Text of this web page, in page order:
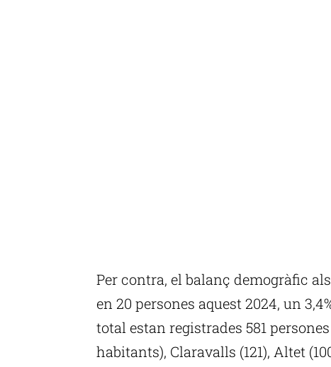
Per contra, el balanç demogràfic
en 20 persones aquest 2024, un
total estan registrades 581
habitants), Claravalls (121), Altet